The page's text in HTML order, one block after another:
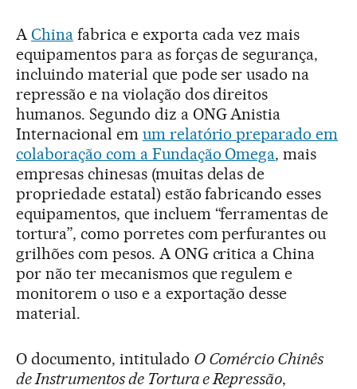
AChinafabrica e exporta cada vez mais
equipamentos para as forças de segurança,
incluindo material que pode ser usado na
repressão e na violação dos direitos
humanos. Segundo diz a ONG Anistia
Internacional em um relatório preparado em
colaboração com a Fundação Omega, mais
empresas chinesas (muitas delas de
propriedade estatal) estão fabricando esses
equipamentos, que incluem “ferramentas de
tortura”, como porretes com perfurantes ou
grilhões com pesos. A ONG critica a China
por não ter mecanismos que regulem e
monitorem o uso e a exportação desse
material.
O documento, intitulado O Comércio Chinês
de Instrumentos de Tortura e Repressão,